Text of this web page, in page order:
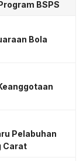
BSPS
Bola
Pelabuhan
Carat